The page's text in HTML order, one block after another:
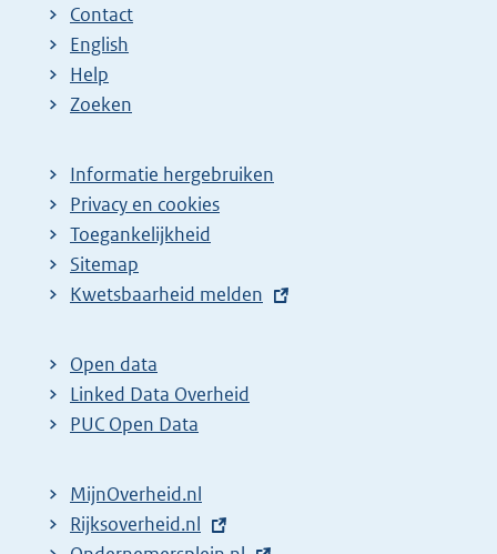
Contact
English
Help
Zoeken
Informatie hergebruiken
Privacy en cookies
Toegankelijkheid
Sitemap
E
t
e
r
l
i
Kwetsbaarheid melden
Open data
Linked Data Overheid
PUC Open Data
MijnOverheid.nl
E
Rijksoverheid.nl